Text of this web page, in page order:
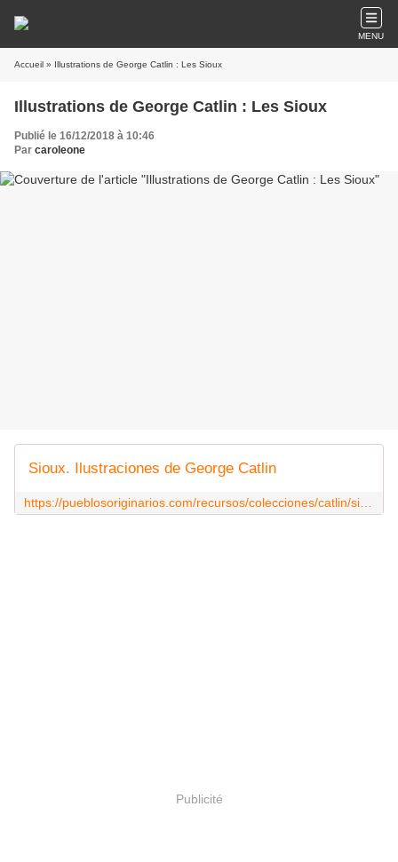
MENU
Accueil » Illustrations de George Catlin : Les Sioux
Illustrations de George Catlin : Les Sioux
Publié le 16/12/2018 à 10:46
Par caroleone
Sioux. Ilustraciones de George Catlin
Publicité